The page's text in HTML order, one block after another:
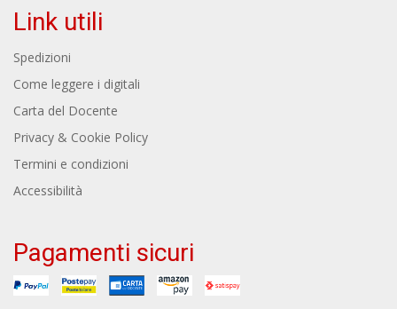
Link utili
Spedizioni
Come leggere i digitali
Carta del Docente
Privacy & Cookie Policy
Termini e condizioni
Accessibilità
Pagamenti sicuri